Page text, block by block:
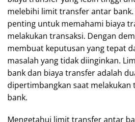
melebihi limit transfer antar bank.
penting untuk memahami biaya
melakukan transaksi. Dengan
membuat keputusan yang tepat
masalah yang tidak diinginkan.
bank dan biaya transfer adalah
dipertimbangkan saat
bank.
Mengetahui limit transfer antar